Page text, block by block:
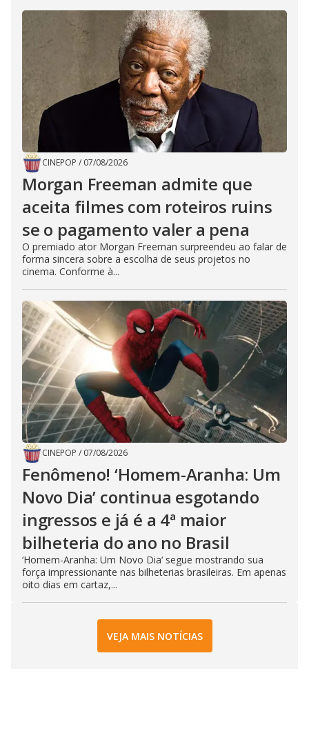
CINEPOP / 07/08/2026
Morgan Freeman admite que
aceita filmes com roteiros ruins
se o pagamento valer a pena
O premiado ator Morgan Freeman surpreendeu ao falar de
forma sincera sobre a escolha de seus projetos no
cinema. Conforme à...
CINEPOP / 07/08/2026
Fenômeno! ‘Homem-Aranha: Um
Novo Dia’ continua esgotando
ingressos e já é a 4ª maior
bilheteria do ano no Brasil
‘Homem-Aranha: Um Novo Dia‘ segue mostrando sua
força impressionante nas bilheterias brasileiras. Em apenas
oito dias em cartaz,...
VEJA MAIS NOTÍCIAS